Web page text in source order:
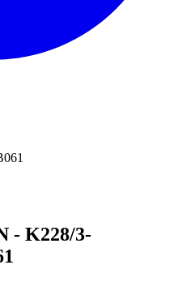
- K228/3-